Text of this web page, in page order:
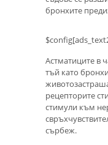
бронхите
Астматиците в
тъй като
рецепторите
стимули към
сърбеж.